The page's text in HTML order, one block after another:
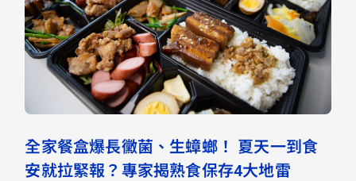
全家餐盒爆長黴菌、生蟑螂！ 夏天一到食
安就拉緊報？專家揭熟食保存4大地雷